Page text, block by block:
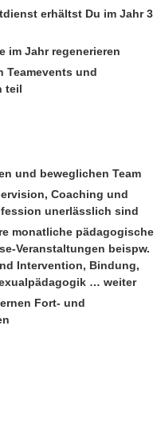
erhältst Du im Jahr 3
im Jahr regenerieren
Teamevents und
teil
und beweglichen Team
Coaching und
unerlässlich sind
monatliche pädagogische
Veranstaltungen beispw.
Intervention, Bindung,
… weiter
Fort- und